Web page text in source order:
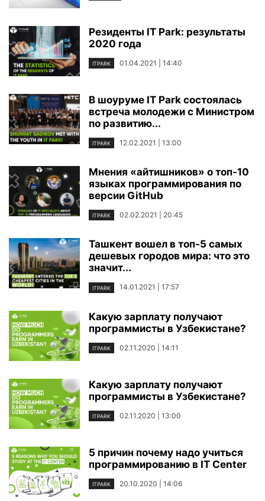
Резиденты IT Park: результаты
2020 года
ITPARK 01.04.2021 | 14:40
В шоуруме IT Park состоялась
встреча молодежи с Министром
по развитию...
ITPARK 12.02.2021 | 13:00
Мнения «айтишников» о топ-10
языках программирования по
версии GitHub
ITPARK 02.02.2021 | 20:45
Ташкент вошел в топ-5 самых
дешевых городов мира: что это
значит...
ITPARK 14.01.2021 | 17:57
Какую зарплату получают
программисты в Узбекистане?
ITPARK 02.11.2020 | 14:11
Какую зарплату получают
программисты в Узбекистане?
ITPARK 02.11.2020 | 13:00
5 причин почему надо учиться
программированию в IT Center
ITPARK 20.10.2020 | 14:06